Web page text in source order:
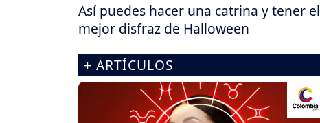
Así puedes hacer una catrina y tener el
mejor disfraz de Halloween
+ ARTÍCULOS